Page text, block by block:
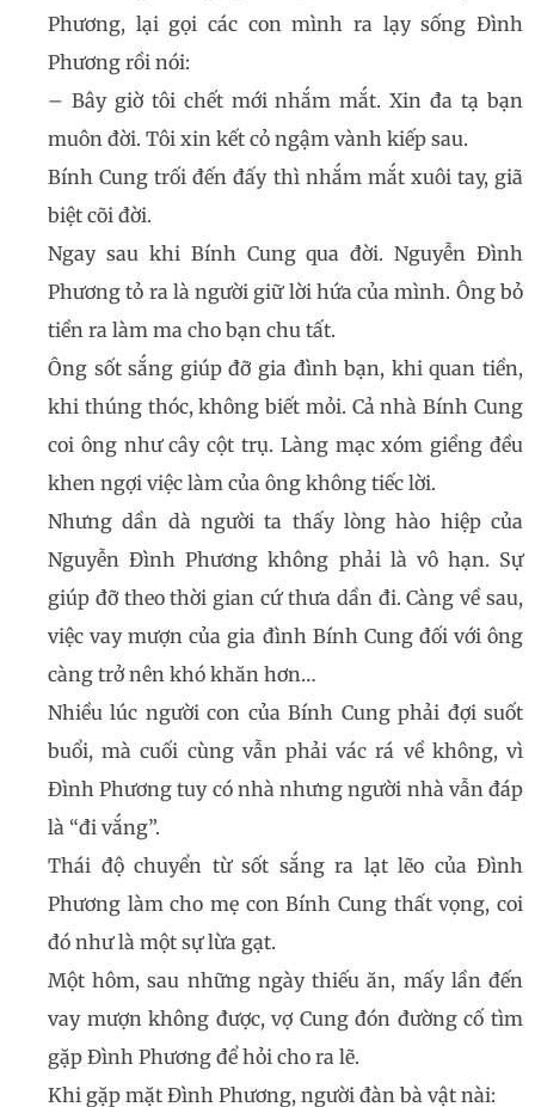
Phương, lại gọi các con mình ra lạy sống Đình
Phương rồi nói:
– Bây giờ tôi chết mới nhắm mắt. Xin đa tạ bạn
muôn đời. Tôi xin kết cỏ ngậm vành kiếp sau.
Bính Cung trối đến đấy thì nhắm mắt xuôi tay, giã
biệt cõi đời.
Ngay sau khi Bính Cung qua đời. Nguyễn Đình
Phương tỏ ra là người giữ lời hứa của mình. Ông bỏ
tiền ra làm ma cho bạn chu tất.
Ông sốt sắng giúp đỡ gia đình bạn, khi quan tiền,
khi thúng thóc, không biết mỏi. Cả nhà Bính Cung
coi ông như cây cột trụ. Làng mạc xóm giềng đều
khen ngợi việc làm của ông không tiếc lời.
Nhưng dần dà người ta thấy lòng hào hiệp của
Nguyễn Đình Phương không phải là vô hạn. Sự
giúp đỡ theo thời gian cứ thưa dần đi. Càng về sau,
việc vay mượn của gia đình Bính Cung đối với ông
càng trở nên khó khăn hơn…
Nhiều lúc người con của Bính Cung phải đợi suốt
buổi, mà cuối cùng vẫn phải vác rá về không, vì
Đình Phương tuy có nhà nhưng người nhà vẫn đáp
là “đi vắng”.
Thái độ chuyển từ sốt sắng ra lạt lẽo của Đình
Phương làm cho mẹ con Bính Cung thất vọng, coi
đó như là một sự lừa gạt.
Một hôm, sau những ngày thiếu ăn, mấy lần đến
vay mượn không được, vợ Cung đón đường cố tìm
gặp Đình Phương để hỏi cho ra lẽ.
Khi gặp mặt Đình Phương, người đàn bà vật nài: